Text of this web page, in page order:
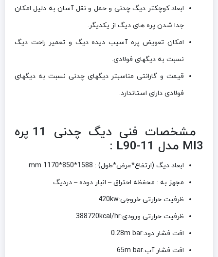
ابعاد کوچکتر دیگ چدنی و حمل و نقل آسان به دلیل امکان
جدا شدن پره های دیگ از یکدیگر.
امکان تعویض پره آسیب دیده دیگ و تعمیر راحت دیگ
نسبت به دیگهای فولادی.
قیمت و گارانتی مناسبتر دیگهای چدنی نسبت به دیگهای
فولادی دارای استاندارد.
مشخصات فنی دیگ چدنی 11 پره
MI3 مدل L90-11 :
ابعاد دیگ (ارتفاع*عرض*طول) : 1588*850*1170 mm
مجهز به : محفظه احتراق – انبار دوده – دردیگ
ظرفیت حرارتی خروجی:420kw
ظرفیت حرارتی ورودی:388720kcal/hr
افت فشار دود:0.28m bar
افت فشار آب:65m bar